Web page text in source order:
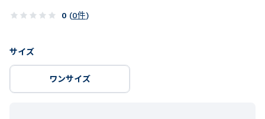
0 (0件)
サイズ
ワンサイズ